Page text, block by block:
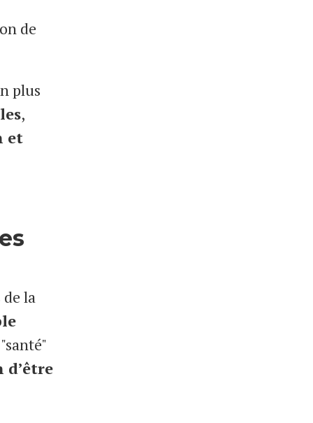
de
plus
,
et
de la
d’être